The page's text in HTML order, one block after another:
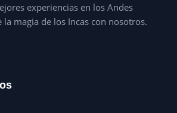
experiencias en los Andes
la magia de los Incas con nosotros.